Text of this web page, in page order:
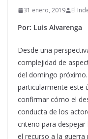
31 enero, 2019 El
Por: Luis Alvarenga
Desde una
complejidad de
del domingo
particularmente este
confirmar cómo el
conducta de los
criterio para despejar
el recurso a la